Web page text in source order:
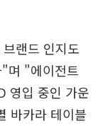
랜드 인지도
며 "에이전트
영입 중인 가운
바카라 테이블